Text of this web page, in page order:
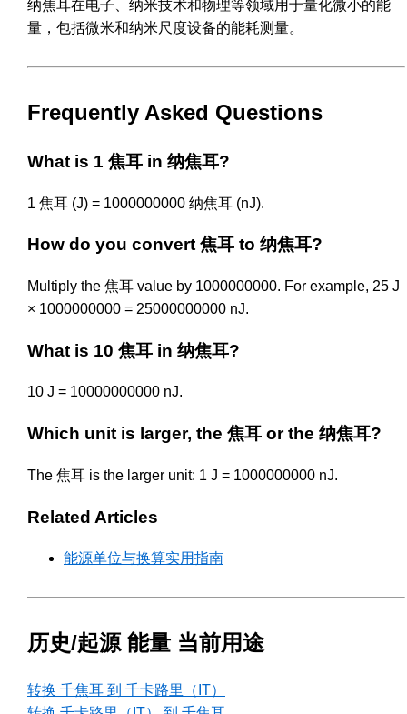
纳焦耳在电子、纳米技术和物理等领域用于量化微小的能
量，包括微米和纳米尺度设备的能耗测量。
Frequently Asked Questions
What is 1 焦耳 in 纳焦耳?
1 焦耳 (J) = 1000000000 纳焦耳 (nJ).
How do you convert 焦耳 to 纳焦耳?
Multiply the 焦耳 value by 1000000000. For example, 25 J
× 1000000000 = 25000000000 nJ.
What is 10 焦耳 in 纳焦耳?
10 J = 10000000000 nJ.
Which unit is larger, the 焦耳 or the 纳焦耳?
The 焦耳 is the larger unit: 1 J = 1000000000 nJ.
Related Articles
能源单位与换算实用指南
历史/起源 能量 当前用途
转换 千焦耳 到 千卡路里（IT）